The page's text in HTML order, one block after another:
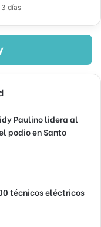
días
Paulino lidera al
podio en Santo
técnicos eléctricos